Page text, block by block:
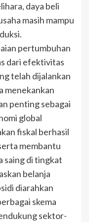
daya beli
masih mampu
pertumbuhan
dari efektivitas
telah dijalankan
menekankan
penting sebagai
global
fiskal berhasil
membantu
saing di tingkat
belanja
diarahkan
skema
sektor-